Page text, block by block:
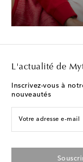
L'actualité de
Inscrivez-vous à
nouveautés
Votre adresse e-mail